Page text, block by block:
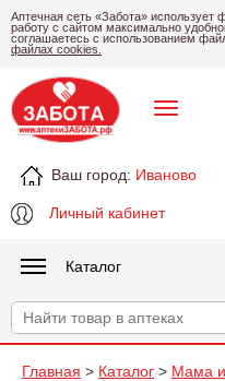
Аптечная сеть «Забота»
работу с сайтом максимально
соглашаетесь с использованием
файлах cookies.
Ваш город: Иваново
Личный кабинет
Каталог
Главная > Каталог > Мама